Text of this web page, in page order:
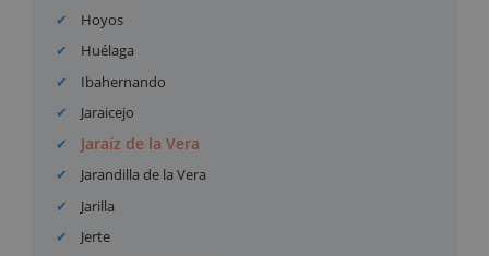
Hoyos
Huélaga
Ibahernando
Jaraicejo
Jaraíz de la Vera
Jarandilla de la Vera
Jarilla
Jerte